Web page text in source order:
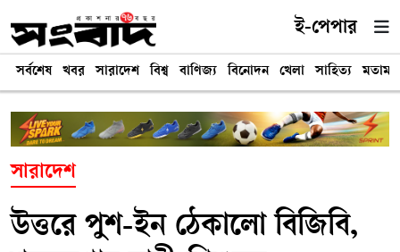
ই-পেপার
সর্বশেষ খবর সারাদেশ বিশ্ব বাণিজ্য বিনোদন খেলা সাহিত্য মতামত
সারাদেশ
উত্তরে পুশ-ইন ঠেকালো বিজিবি,